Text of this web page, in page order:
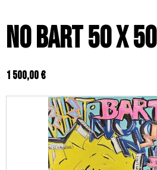
No Bart 50 X 50
1 500,00 €